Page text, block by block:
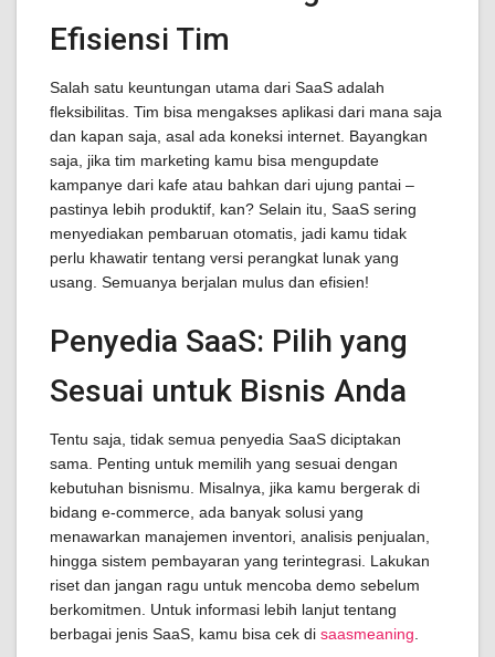
Efisiensi Tim
Salah satu keuntungan utama dari SaaS adalah
fleksibilitas. Tim bisa mengakses aplikasi dari mana saja
dan kapan saja, asal ada koneksi internet. Bayangkan
saja, jika tim marketing kamu bisa mengupdate
kampanye dari kafe atau bahkan dari ujung pantai –
pastinya lebih produktif, kan? Selain itu, SaaS sering
menyediakan pembaruan otomatis, jadi kamu tidak
perlu khawatir tentang versi perangkat lunak yang
usang. Semuanya berjalan mulus dan efisien!
Penyedia SaaS: Pilih yang
Sesuai untuk Bisnis Anda
Tentu saja, tidak semua penyedia SaaS diciptakan
sama. Penting untuk memilih yang sesuai dengan
kebutuhan bisnismu. Misalnya, jika kamu bergerak di
bidang e-commerce, ada banyak solusi yang
menawarkan manajemen inventori, analisis penjualan,
hingga sistem pembayaran yang terintegrasi. Lakukan
riset dan jangan ragu untuk mencoba demo sebelum
berkomitmen. Untuk informasi lebih lanjut tentang
berbagai jenis SaaS, kamu bisa cek di saasmeaning